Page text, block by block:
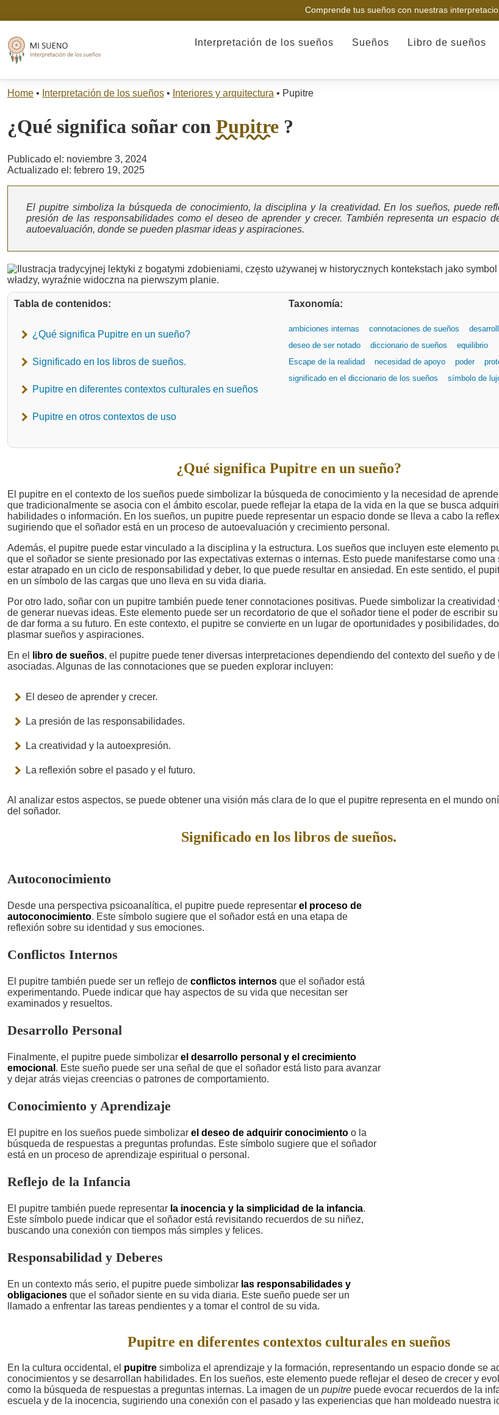
Comprende tus sueños con nuestras
Interpretación de los sueños Sueños Libro de sueños
Home • Interpretación de los sueños • Interiores y arquitectura • Pupitre
¿Qué significa soñar con Pupitre ?
Publicado el: noviembre 3, 2024
Actualizado el: febrero 19, 2025
El pupitre simboliza la búsqueda de conocimiento, la disciplina y la creatividad. En los sueños, puede
presión de las responsabilidades como el deseo de aprender y crecer. También representa un espacio
autoevaluación, donde se pueden plasmar ideas y aspiraciones.
Tabla de contenidos:
¿Qué significa Pupitre en un sueño?
Significado en los libros de sueños.
Pupitre en diferentes contextos culturales en sueños
Pupitre en otros contextos de uso
Taxonomía:
ambiciones internas connotaciones de sueños
deseo de ser notado
diccionario de sueños
equilibrio
Escape de la realidad
necesidad de apoyo poder
significado en el diccionario de los sueños
símbolo de
¿Qué significa Pupitre en un sueño?
El pupitre en el contexto de los sueños puede simbolizar la búsqueda de conocimiento y la necesidad de
que tradicionalmente se asocia con el ámbito escolar, puede reflejar la etapa de la vida en la que se busca
habilidades o información. En los sueños, un pupitre puede representar un espacio donde se lleva a cabo la
sugiriendo que el soñador está en un proceso de autoevaluación y crecimiento personal.
Además, el pupitre puede estar vinculado a la disciplina y la estructura. Los sueños que incluyen este elemento
que el soñador se siente presionado por las expectativas externas o internas. Esto puede manifestarse como una
estar atrapado en un ciclo de responsabilidad y deber, lo que puede resultar en ansiedad. En este sentido, el
en un símbolo de las cargas que uno lleva en su vida diaria.
Por otro lado, soñar con un pupitre también puede tener connotaciones positivas. Puede simbolizar la creatividad
de generar nuevas ideas. Este elemento puede ser un recordatorio de que el soñador tiene el poder de escribir
de dar forma a su futuro. En este contexto, el pupitre se convierte en un lugar de oportunidades y posibilidades,
plasmar sueños y aspiraciones.
En el
libro de sueños, el pupitre puede tener diversas interpretaciones dependiendo del contexto del sueño y de
asociadas. Algunas de las connotaciones que se pueden explorar incluyen:
El deseo de aprender y crecer.
La presión de las responsabilidades.
La creatividad y la autoexpresión.
La reflexión sobre el pasado y el futuro.
Al analizar estos aspectos, se puede obtener una visión más clara de lo que el pupitre representa en el mundo
del soñador.
Significado en los libros de sueños.
Autoconocimiento
Desde una perspectiva psicoanalítica, el pupitre puede representar el proceso de
autoconocimiento. Este símbolo sugiere que el soñador está en una etapa de
reflexión sobre su identidad y sus emociones.
Conflictos Internos
El pupitre también puede ser un reflejo de conflictos internos que el soñador está
experimentando. Puede indicar que hay aspectos de su vida que necesitan ser
examinados y resueltos.
Desarrollo Personal
Finalmente, el pupitre puede simbolizar el desarrollo personal y el crecimiento
emocional . Este sueño puede ser una señal de que el soñador está listo para avanzar
y dejar atrás viejas creencias o patrones de comportamiento.
Conocimiento y Aprendizaje
El pupitre en los sueños puede simbolizar el deseo de adquirir conocimiento o la
búsqueda de respuestas a preguntas profundas. Este símbolo sugiere que el soñador
está en un proceso de aprendizaje espiritual o personal.
Reflejo de la Infancia
El pupitre también puede representar la inocencia y la simplicidad de la infancia.
Este símbolo puede indicar que el soñador está revisitando recuerdos de su niñez,
buscando una conexión con tiempos más simples y felices.
Responsabilidad y Deberes
En un contexto más serio, el pupitre puede simbolizar las responsabilidades y
obligaciones que el soñador siente en su vida diaria. Este sueño puede ser un
llamado a enfrentar las tareas pendientes y a tomar el control de su vida.
Pupitre en diferentes contextos culturales en sueños
En la cultura occidental, el pupitre simboliza el aprendizaje y la formación, representando un espacio donde se
conocimientos y se desarrollan habilidades. En los sueños, este elemento puede reflejar el deseo de crecer y
como la búsqueda de respuestas a preguntas internas. La imagen de un pupitre puede evocar recuerdos de la
escuela y de la inocencia, sugiriendo una conexión con el pasado y las experiencias que han moldeado nuestra